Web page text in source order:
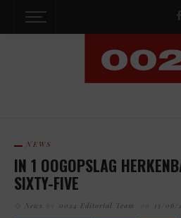
NEWS
IN 1 OOGOPSLAG
SIXTY-FIVE
News 0024 Editorial Team 13/06/